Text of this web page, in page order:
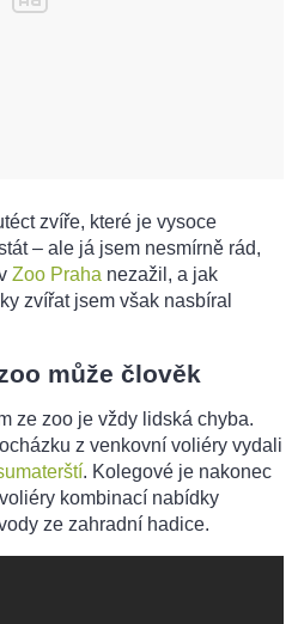
zvíře, které je vysoce
– ale já jsem nesmírně rád,
Zoo Praha nezažil, a jak
zvířat jsem však nasbíral
může člověk
ze zoo je vždy lidská chyba.
z venkovní voliéry vydali
. Kolegové je nakonec
kombinací nabídky
ze zahradní hadice.